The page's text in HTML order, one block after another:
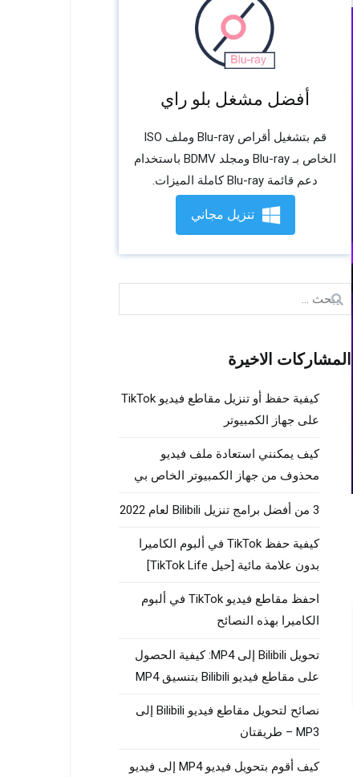
أفضل مشغل بلو راي
قم بتشغيل أقراص Blu-ray وملف ISO
الخاص بـ Blu-ray ومجلد BDMV باستخدام
دعم قائمة Blu-ray كاملة الميزات.
تنزيل مجاني
بحث
عن:
المشاركات الاخيرة
كيفية حفظ أو تنزيل مقاطع فيديو TikTok
على جهاز الكمبيوتر
كيف يمكنني استعادة ملف فيديو
محذوف من جهاز الكمبيوتر الخاص بي
3 من أفضل برامج تنزيل Bilibili لعام 2022
كيفية حفظ TikTok في ألبوم الكاميرا
بدون علامة مائية [حيل TikTok Life]
احفظ مقاطع فيديو TikTok في ألبوم
الكاميرا بهذه النصائح
تحويل Bilibili إلى MP4: كيفية الحصول
على مقاطع فيديو Bilibili بتنسيق MP4
نصائح لتحويل مقاطع فيديو Bilibili إلى
MP3 – طريقتان
كيف أقوم بتحويل فيديو MP4 إلى فيديو